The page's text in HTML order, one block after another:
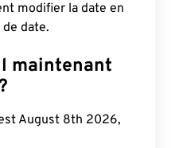
modifier la date en
date.
maintenant
August 8th 2026,